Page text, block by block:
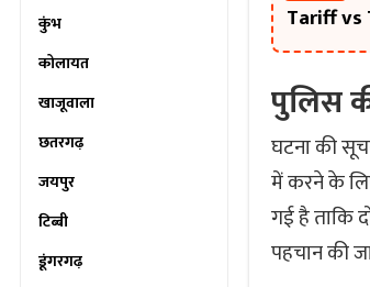
कुंभ
कोलायत
खाजूवाला
छतरगढ़
जयपुर
टिब्बी
डूंगरगढ़
Tariff vs
पुलिस
घटना की
में करने के
गई है ताकि
पहचान की